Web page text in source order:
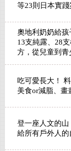
等23則日本實
奧地利奶奶給孩
13支純露、28
方，從兒童到
吃可愛長大！
美食or減脂、畫
登一座人文的
給所有戶外人